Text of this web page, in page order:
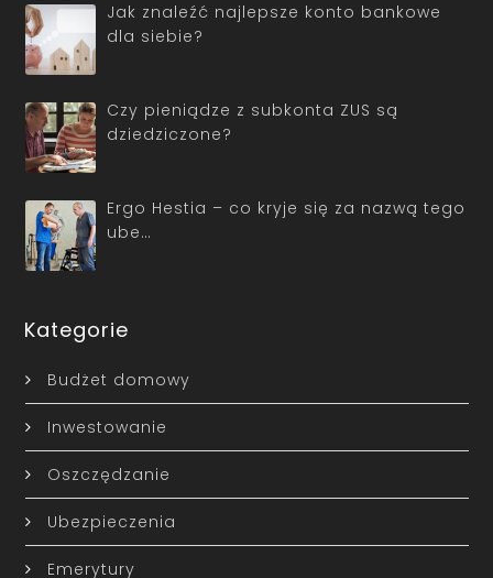
Jak znaleźć najlepsze konto bankowe
dla siebie?
Czy pieniądze z subkonta ZUS są
dziedziczone?
Ergo Hestia – co kryje się za nazwą tego
ube…
Kategorie
Budżet domowy
Inwestowanie
Oszczędzanie
Ubezpieczenia
Emerytury